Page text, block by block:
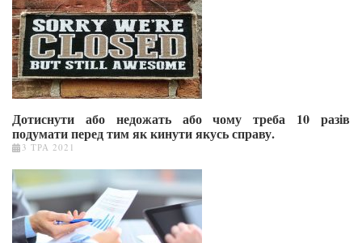
Дотиснути або недожать або чому треба 10 разів
подумати перед тим як кинути якусь справу.
3 ТРА 2021